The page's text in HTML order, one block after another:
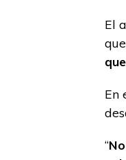
El
que
En
“